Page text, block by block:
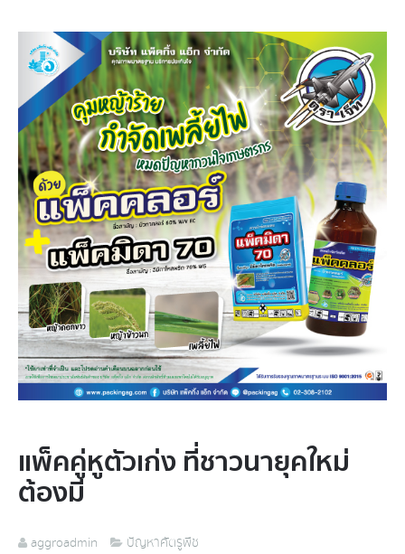
แพ็คคู่หูตัวเก่ง ที่ชาวนายุคใหม่
ต้องมี
aggroadmin
ปัญหาศัตรูพืช